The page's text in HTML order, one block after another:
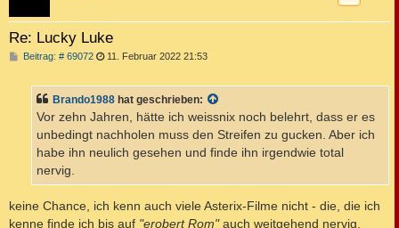
Re: Lucky Luke
Beitrag: # 69072B
r
a
11. Februar 2022 21:53
Brando1988 hat geschrieben:
Vor zehn Jahren, hätte ich weissnix noch belehrt, dass er es
unbedingt nachholen muss den Streifen zu gucken. Aber ich
habe ihn neulich gesehen und finde ihn irgendwie total
nervig.
keine Chance, ich kenn auch viele Asterix-Filme nicht - die, die ich
kenne finde ich bis auf "erobert Rom"auch weitgehend nervig.